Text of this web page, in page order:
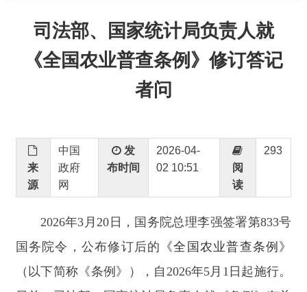
者问
2026-04-
2026年3月20日，国务院总理李强签署第833号
国务院令，公布修订后的
《全国农业普查条例》
日前，司法部、国家统计局负责人就《条例》有关
问题回答了记者提问。
问：请简要介绍一下《条例》的修订背景。